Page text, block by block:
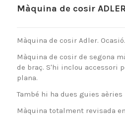
Màquina de cosir
Màquina de cosir Adler.
Màquina de cosir de segona
de braç. S'hi inclou accessori
plana.
També hi ha dues guies
Màquina totalment revisada